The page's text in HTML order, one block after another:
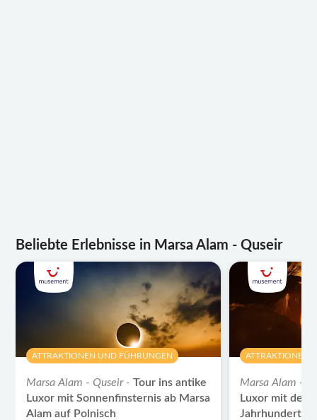
Beliebte Erlebnisse in Marsa Alam - Quseir
ATTRAKTIONEN UND FÜHRUNGEN
Marsa Alam - Quseir -Tour ins antike
Luxor mit Sonnenfinsternis ab Marsa
Alam auf Polnisch
ATTRAKTIONEN
Marsa Alam -
Luxor mit der
Jahrhunderts,